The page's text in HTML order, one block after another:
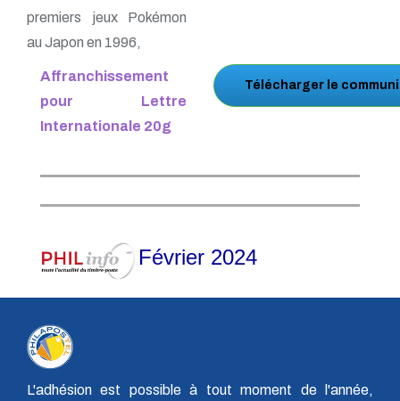
premiers jeux Pokémon
au Japon en 1996,
Affranchissement
pour Lettre
Internationale 20g
Télécharger le
Février 2024
L'adhésion est possible à tout moment de l'année,